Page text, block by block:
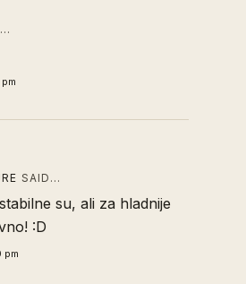
SAID…
su, ali za hladnije
:D
pm